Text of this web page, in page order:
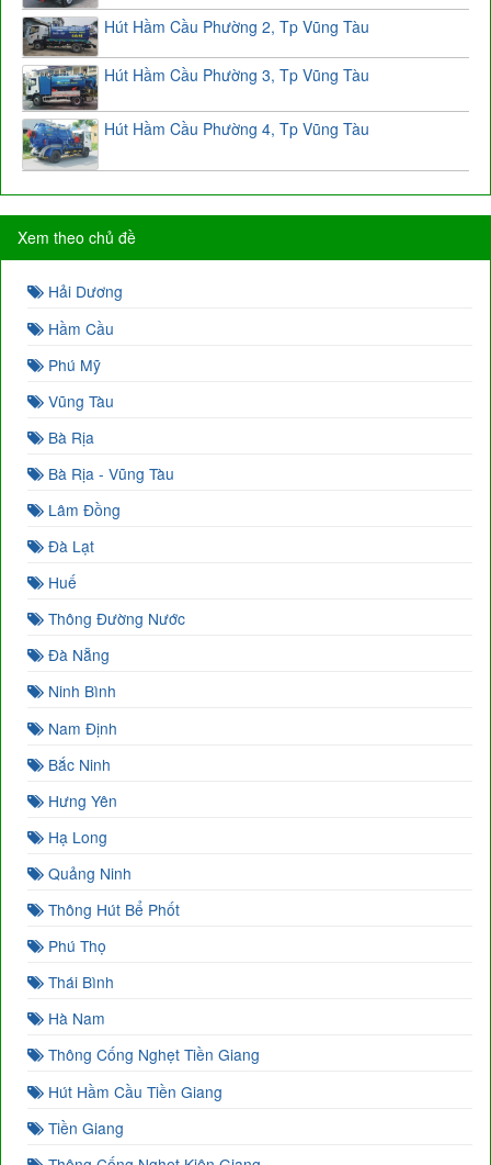
Hút Hầm Cầu Phường 2, Tp Vũng Tàu
Hút Hầm Cầu Phường 3, Tp Vũng Tàu
Hút Hầm Cầu Phường 4, Tp Vũng Tàu
Xem theo chủ đề
Hải Dương
Hầm Cầu
Phú Mỹ
Vũng Tàu
Bà Rịa
Bà Rịa - Vũng Tàu
Lâm Đồng
Đà Lạt
Huế
Thông Đường Nước
Đà Nẵng
Ninh Bình
Nam Định
Bắc Ninh
Hưng Yên
Hạ Long
Quảng Ninh
Thông Hút Bể Phốt
Phú Thọ
Thái Bình
Hà Nam
Thông Cống Nghẹt Tiền Giang
Hút Hầm Cầu Tiền Giang
Tiền Giang